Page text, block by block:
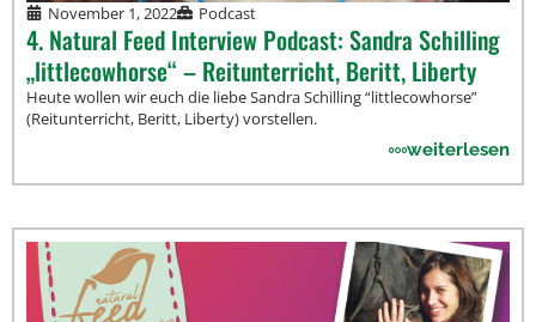
November 1, 2022 Podcast
4. Natural Feed Interview Podcast: Sandra Schilling
„littlecowhorse“ – Reitunterricht, Beritt, Liberty
Heute wollen wir euch die liebe Sandra Schilling “littlecowhorse”
(Reitunterricht, Beritt, Liberty) vorstellen.
weiterlesen